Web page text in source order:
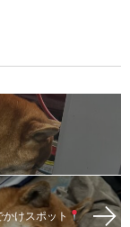
けスポット